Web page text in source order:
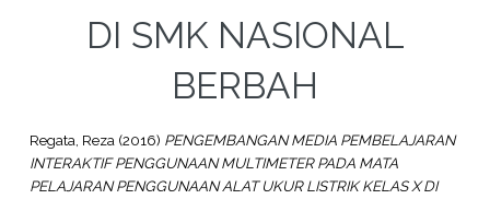
DI SMK NASIONAL
BERBAH
Regata, Reza(2016) PENGEMBANGAN MEDIA PEMBELAJARAN
INTERAKTIF PENGGUNAAN MULTIMETER PADA MATA
PELAJARAN PENGGUNAAN ALAT UKUR LISTRIK KELAS X DI